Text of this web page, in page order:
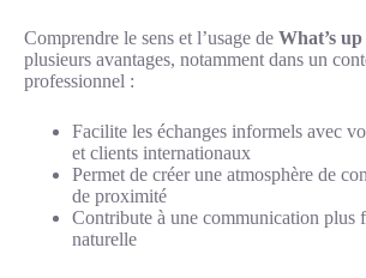
Comprendre le sens et l’usage de What’s up
plusieurs avantages, notamment dans un
professionnel :
Facilite les échanges informels avec
et clients internationaux
Permet de créer une atmosphère de
de proximité
Contribute à une communication plus
naturelle